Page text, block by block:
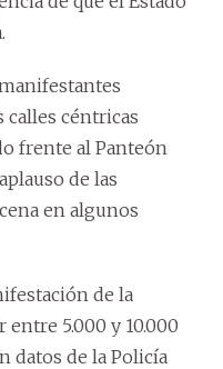
céntricas
frente al Panteón
de las
en algunos
de la
5.000 y 10.000
datos de la Policía